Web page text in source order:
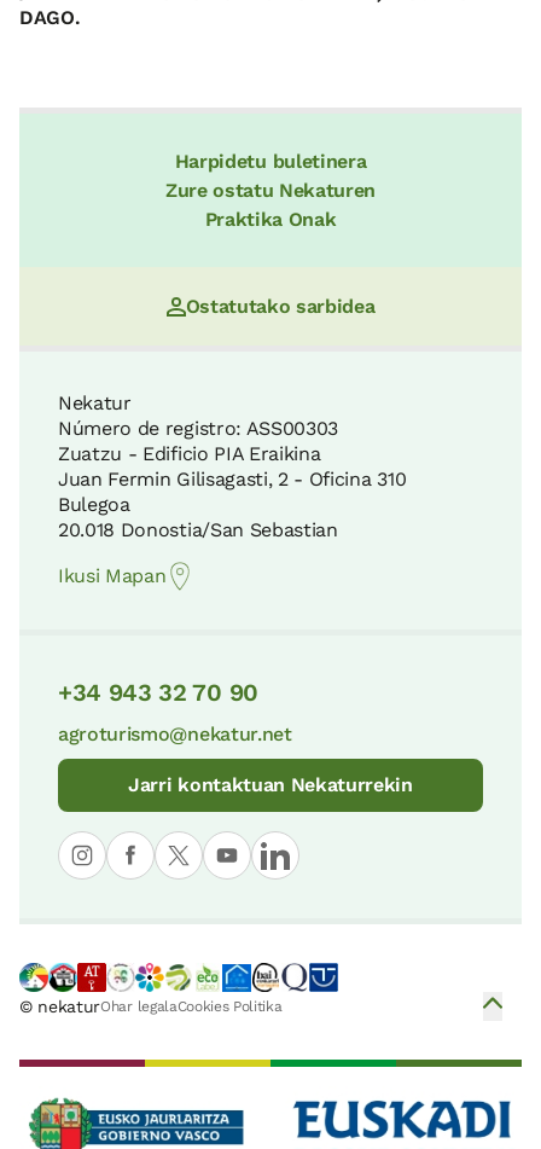
DAGO.
Harpidetu buletinera
Zure ostatu Nekaturen
Praktika Onak
Ostatutako sarbidea
Nekatur
Número de registro: ASS00303
Zuatzu - Edificio PIA Eraikina
Juan Fermin Gilisagasti, 2 - Oficina 310
Bulegoa
20.018 Donostia/San Sebastian
Ikusi Mapan
+34 943 32 70 90
agroturismo@nekatur.net
Jarri kontaktuan Nekaturrekin
© nekaturOhar legalaCookies Politika